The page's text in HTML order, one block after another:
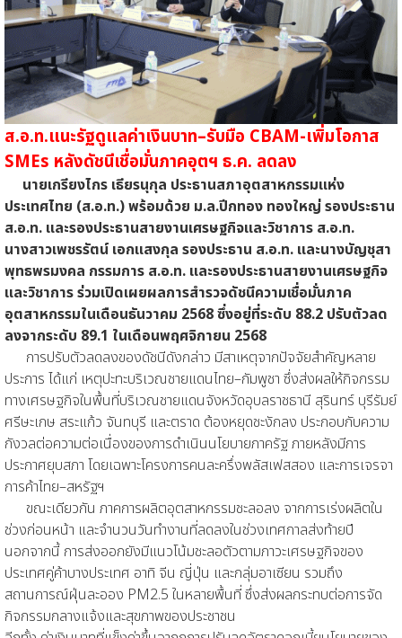
ส.อ.ท.แนะรัฐดูแลค่าเงินบาท–รับมือ CBAM-เพิ่มโอกาส
SMEs หลังดัชนีเชื่อมั่นภาคอุตฯ ธ.ค. ลดลง
นายเกรียงไกร เธียรนุกุล ประธานสภาอุตสาหกรรมแห่ง
ประเทศไทย (ส.อ.ท.) พร้อมด้วย ม.ล.ปีกทอง ทองใหญ่ รองประธาน
ส.อ.ท. และรองประธานสายงานเศรษฐกิจและวิชาการ ส.อ.ท.
นางสาวเพชรรัตน์ เอกแสงกุล รองประธาน ส.อ.ท. และนางบัญชุสา
พุทธพรมงคล กรรมการ ส.อ.ท. และรองประธานสายงานเศรษฐกิจ
และวิชาการ ร่วมเปิดเผยผลการสำรวจดัชนีความเชื่อมั่นภาค
อุตสาหกรรมในเดือนธันวาคม 2568 ซึ่งอยู่ที่ระดับ 88.2 ปรับตัวลด
ลงจากระดับ 89.1 ในเดือนพฤศจิกายน 2568
การปรับตัวลดลงของดัชนีดังกล่าว มีสาเหตุจากปัจจัยสำคัญหลาย
ประการ ได้แก่ เหตุปะทะบริเวณชายแดนไทย–กัมพูชา ซึ่งส่งผลให้กิจกรรม
ทางเศรษฐกิจในพื้นที่บริเวณชายแดนจังหวัดอุบลราชธานี สุรินทร์ บุรีรัมย์
ศรีษะเกษ สระแก้ว จันทบุรี และตราด ต้องหยุดชะงักลง ประกอบกับความ
กังวลต่อความต่อเนื่องของการดำเนินนโยบายภาครัฐ ภายหลังมีการ
ประกาศยุบสภา โดยเฉพาะโครงการคนละครึ่งพลัสเฟสสอง และการเจรจา
การค้าไทย–สหรัฐฯ
ขณะเดียวกัน ภาคการผลิตอุตสาหกรรมชะลอลง จากการเร่งผลิตใน
ช่วงก่อนหน้า และจำนวนวันทำงานที่ลดลงในช่วงเทศกาลส่งท้ายปี
นอกจากนี้ การส่งออกยังมีแนวโน้มชะลอตัวตามภาวะเศรษฐกิจของ
ประเทศคู่ค้าบางประเทศ อาทิ จีน ญี่ปุ่น และกลุ่มอาเซียน รวมถึง
สถานการณ์ฝุ่นละออง PM2.5 ในหลายพื้นที่ ซึ่งส่งผลกระทบต่อการจัด
กิจกรรมกลางแจ้งและสุขภาพของประชาชน